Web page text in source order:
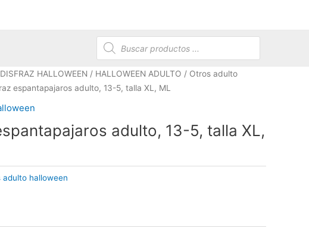
Búsqueda
de
productos
DISFRAZ HALLOWEEN / HALLOWEEN ADULTO / Otros adulto
espantapajaros adulto, 13-5, talla XL, ML
adulto, 13-5, talla XL,
adulto halloween